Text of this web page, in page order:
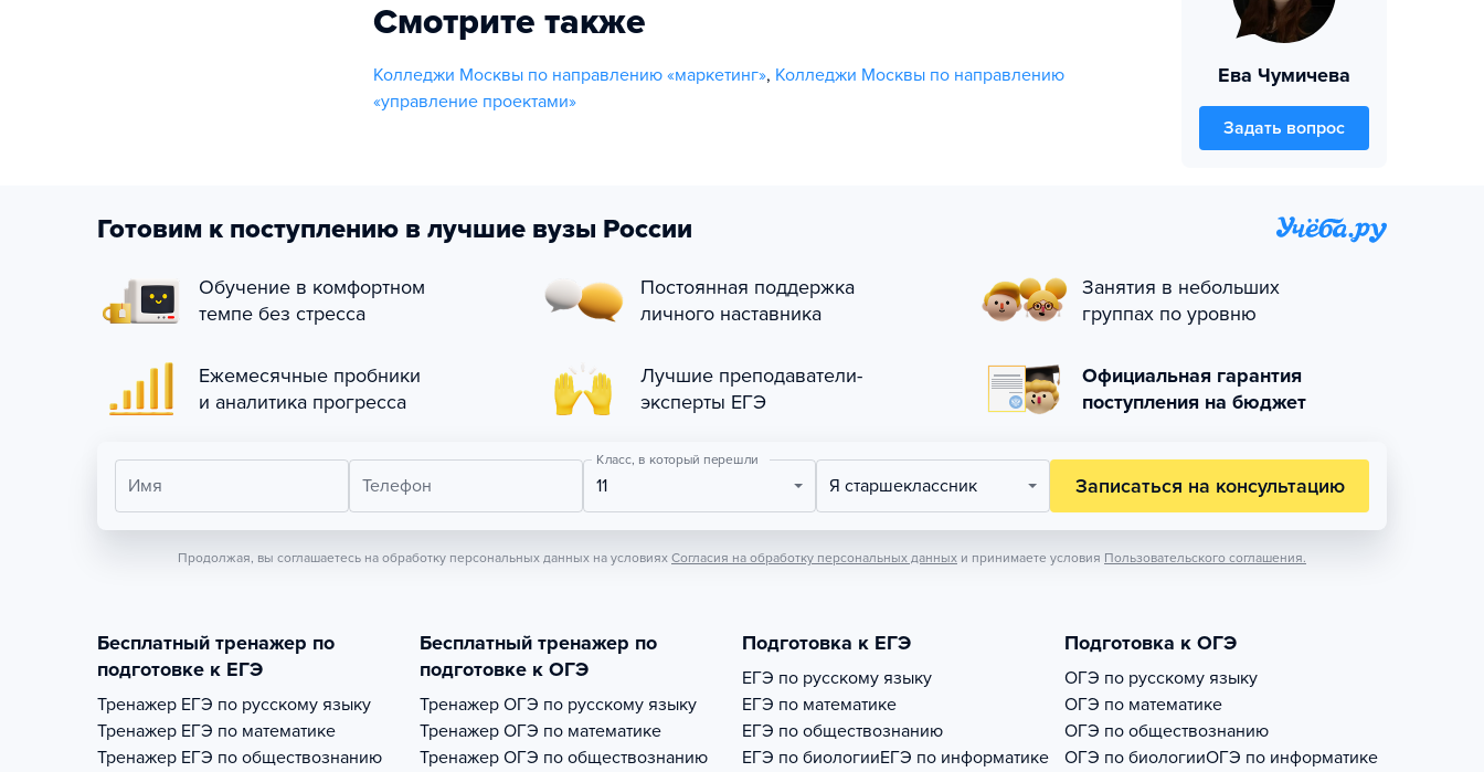
Смотрите также
Колледжи Москвы по направлению «маркетинг», Колледжи Москвы по направлению
«управление проектами»
Ева Чумичева
Задать вопрос
Готовим к поступлению в лучшие вузы России
Обучение в комфортном
темпе без стресса
Постоянная поддержка
личного наставника
Занятия в небольших
группах по уровню
Ежемесячные пробники
и аналитика прогресса
Лучшие преподаватели-
эксперты ЕГЭ
Официальная гарантия
поступления на бюджет
Имя Телефон
Класс, в который перешли
11 Я старшеклассник Записаться на консультацию
Продолжая, вы соглашаетесь на обработку персональных данных на условиях Согласия на обработку персональных данных и принимаете условия Пользовательского соглашения.
Бесплатный тренажер по
подготовке к ЕГЭ
Тренажер ЕГЭ по русскому языку
Тренажер ЕГЭ по математике
Тренажер ЕГЭ по обществознанию
Бесплатный тренажер по
подготовке к ОГЭ
Тренажер ОГЭ по русскому языку
Тренажер ОГЭ по математике
Тренажер ОГЭ по обществознанию
Подготовка к ЕГЭ
ЕГЭ по русскому языку
ЕГЭ по математике
ЕГЭ по обществознанию
ЕГЭ по биологииЕГЭ по информатике
Подготовка к ОГЭ
ОГЭ по русскому языку
ОГЭ по математике
ОГЭ по обществознанию
ОГЭ по биологииОГЭ по информатике